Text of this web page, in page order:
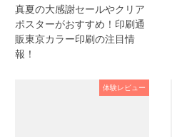
真夏の大感謝セールやクリア
ポスターがおすすめ！印刷通
販東京カラー印刷の注目情
報！
体験レビュー